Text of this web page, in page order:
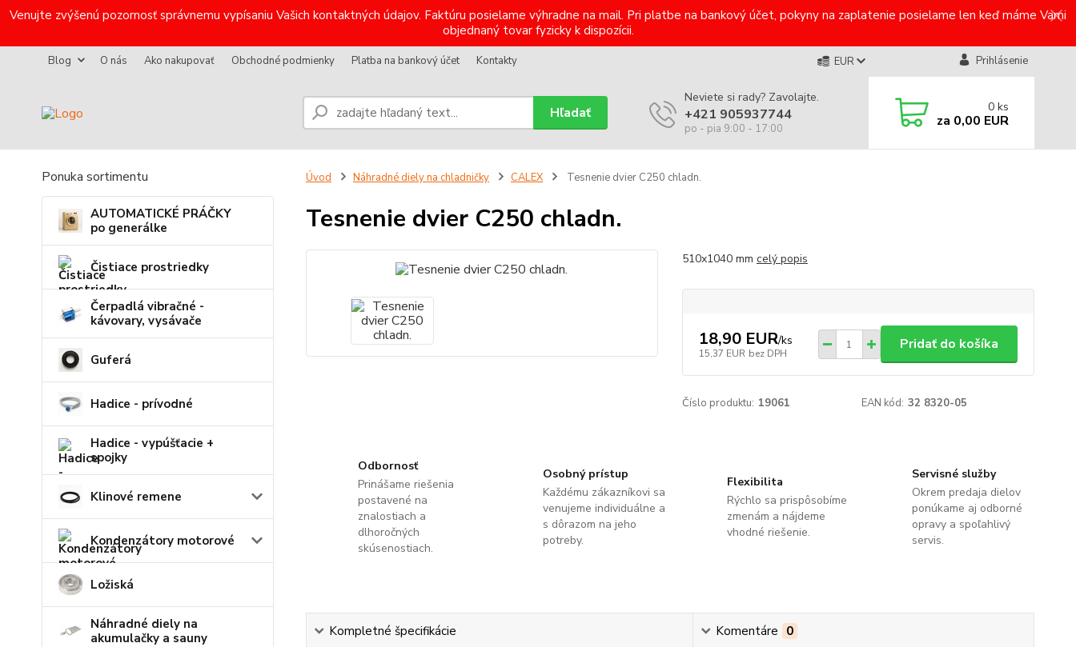
Venujte zvýšenú pozornosť správnemu vypísaniu Vašich kontaktných údajov. Faktúru posielame výhradne na mail. Pri platbe na bankový účet, pokyny na zaplatenie posielame len keď máme Vami
objednaný tovar fyzicky k dispozícii.
Blog O nás Ako nakupovať Obchodné podmienky Platba na bankový účet Kontakty EUR Prihlásenie
Hľadať
Neviete si rady? Zavolajte.
+421 905937744
po - pia 9:00 - 17:00
0 ks
za 0,00 EUR
Ponuka sortimentu
AUTOMATICKÉ PRÁČKY
po generálke
Čistiace prostriedky
Čerpadlá vibračné -
kávovary, vysávače
Guferá
Hadice - prívodné
Hadice - vypúšťacie +
spojky
Klinové remene
Kondenzátory motorové
Ložiská
Náhradné diely na
akumulačky a sauny
Úvod Náhradné diely na chladničky CALEX Tesnenie dvier C250 chladn.
Tesnenie dvier C250 chladn.
510x1040 mm celý popis
18,90 EUR/ks
15,37 EUR bez DPH
Pridať do košíka
Číslo produktu: 19061 EAN kód: 32 8320-05
Odbornosť
Prinášame riešenia
postavené na
znalostiach a
dlhoročných
skúsenostiach.
Osobný prístup
Každému zákazníkovi sa
venujeme individuálne a
s dôrazom na jeho
potreby.
Flexibilita
Rýchlo sa prispôsobíme
zmenám a nájdeme
vhodné riešenie.
Servisné služby
Okrem predaja dielov
ponúkame aj odborné
opravy a spoľahlivý
servis.
Kompletné špecifikácie Komentáre 0